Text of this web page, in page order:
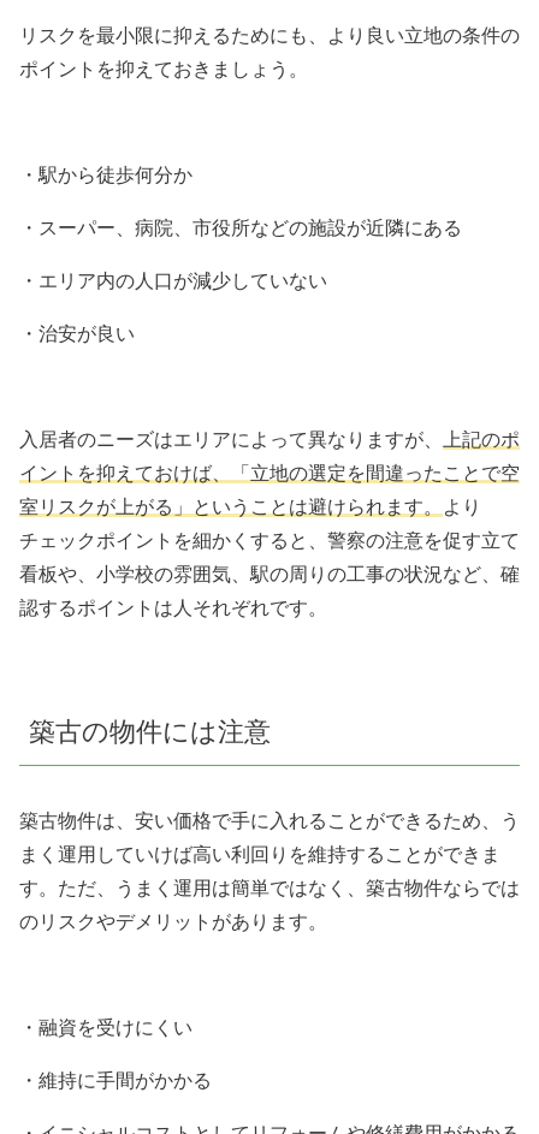
リスクを最小限に抑えるためにも、より良い立地の条件の
ポイントを抑えておきましょう。
・駅から徒歩何分か
・スーパー、病院、市役所などの施設が近隣にある
・エリア内の人口が減少していない
・治安が良い
入居者のニーズはエリアによって異なりますが、
上記のポ
イントを抑えておけば、「立地の選定を間違ったことで空
室リスクが上がる」ということは避けられます。
より
チェックポイントを細かくすると、警察の注意を促す立て
看板や、小学校の雰囲気、駅の周りの工事の状況など、確
認するポイントは人それぞれです。
築古の物件には注意
築古物件は、安い価格で手に入れることができるため、う
まく運用していけば高い利回りを維持することができま
す。 ただ、うまく運用は簡単ではなく、築古物件ならでは
のリスクやデメリットがあります。
・融資を受けにくい
・維持に手間がかかる